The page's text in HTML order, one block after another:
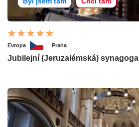
Evropa Praha
Jubilejní (Jeruzalémská) synagoga